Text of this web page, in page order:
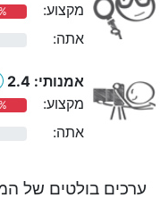
מקצוע:
אתה:
אמנותי: 2.4
מקצוע:
אתה:
ערכים בולטים של